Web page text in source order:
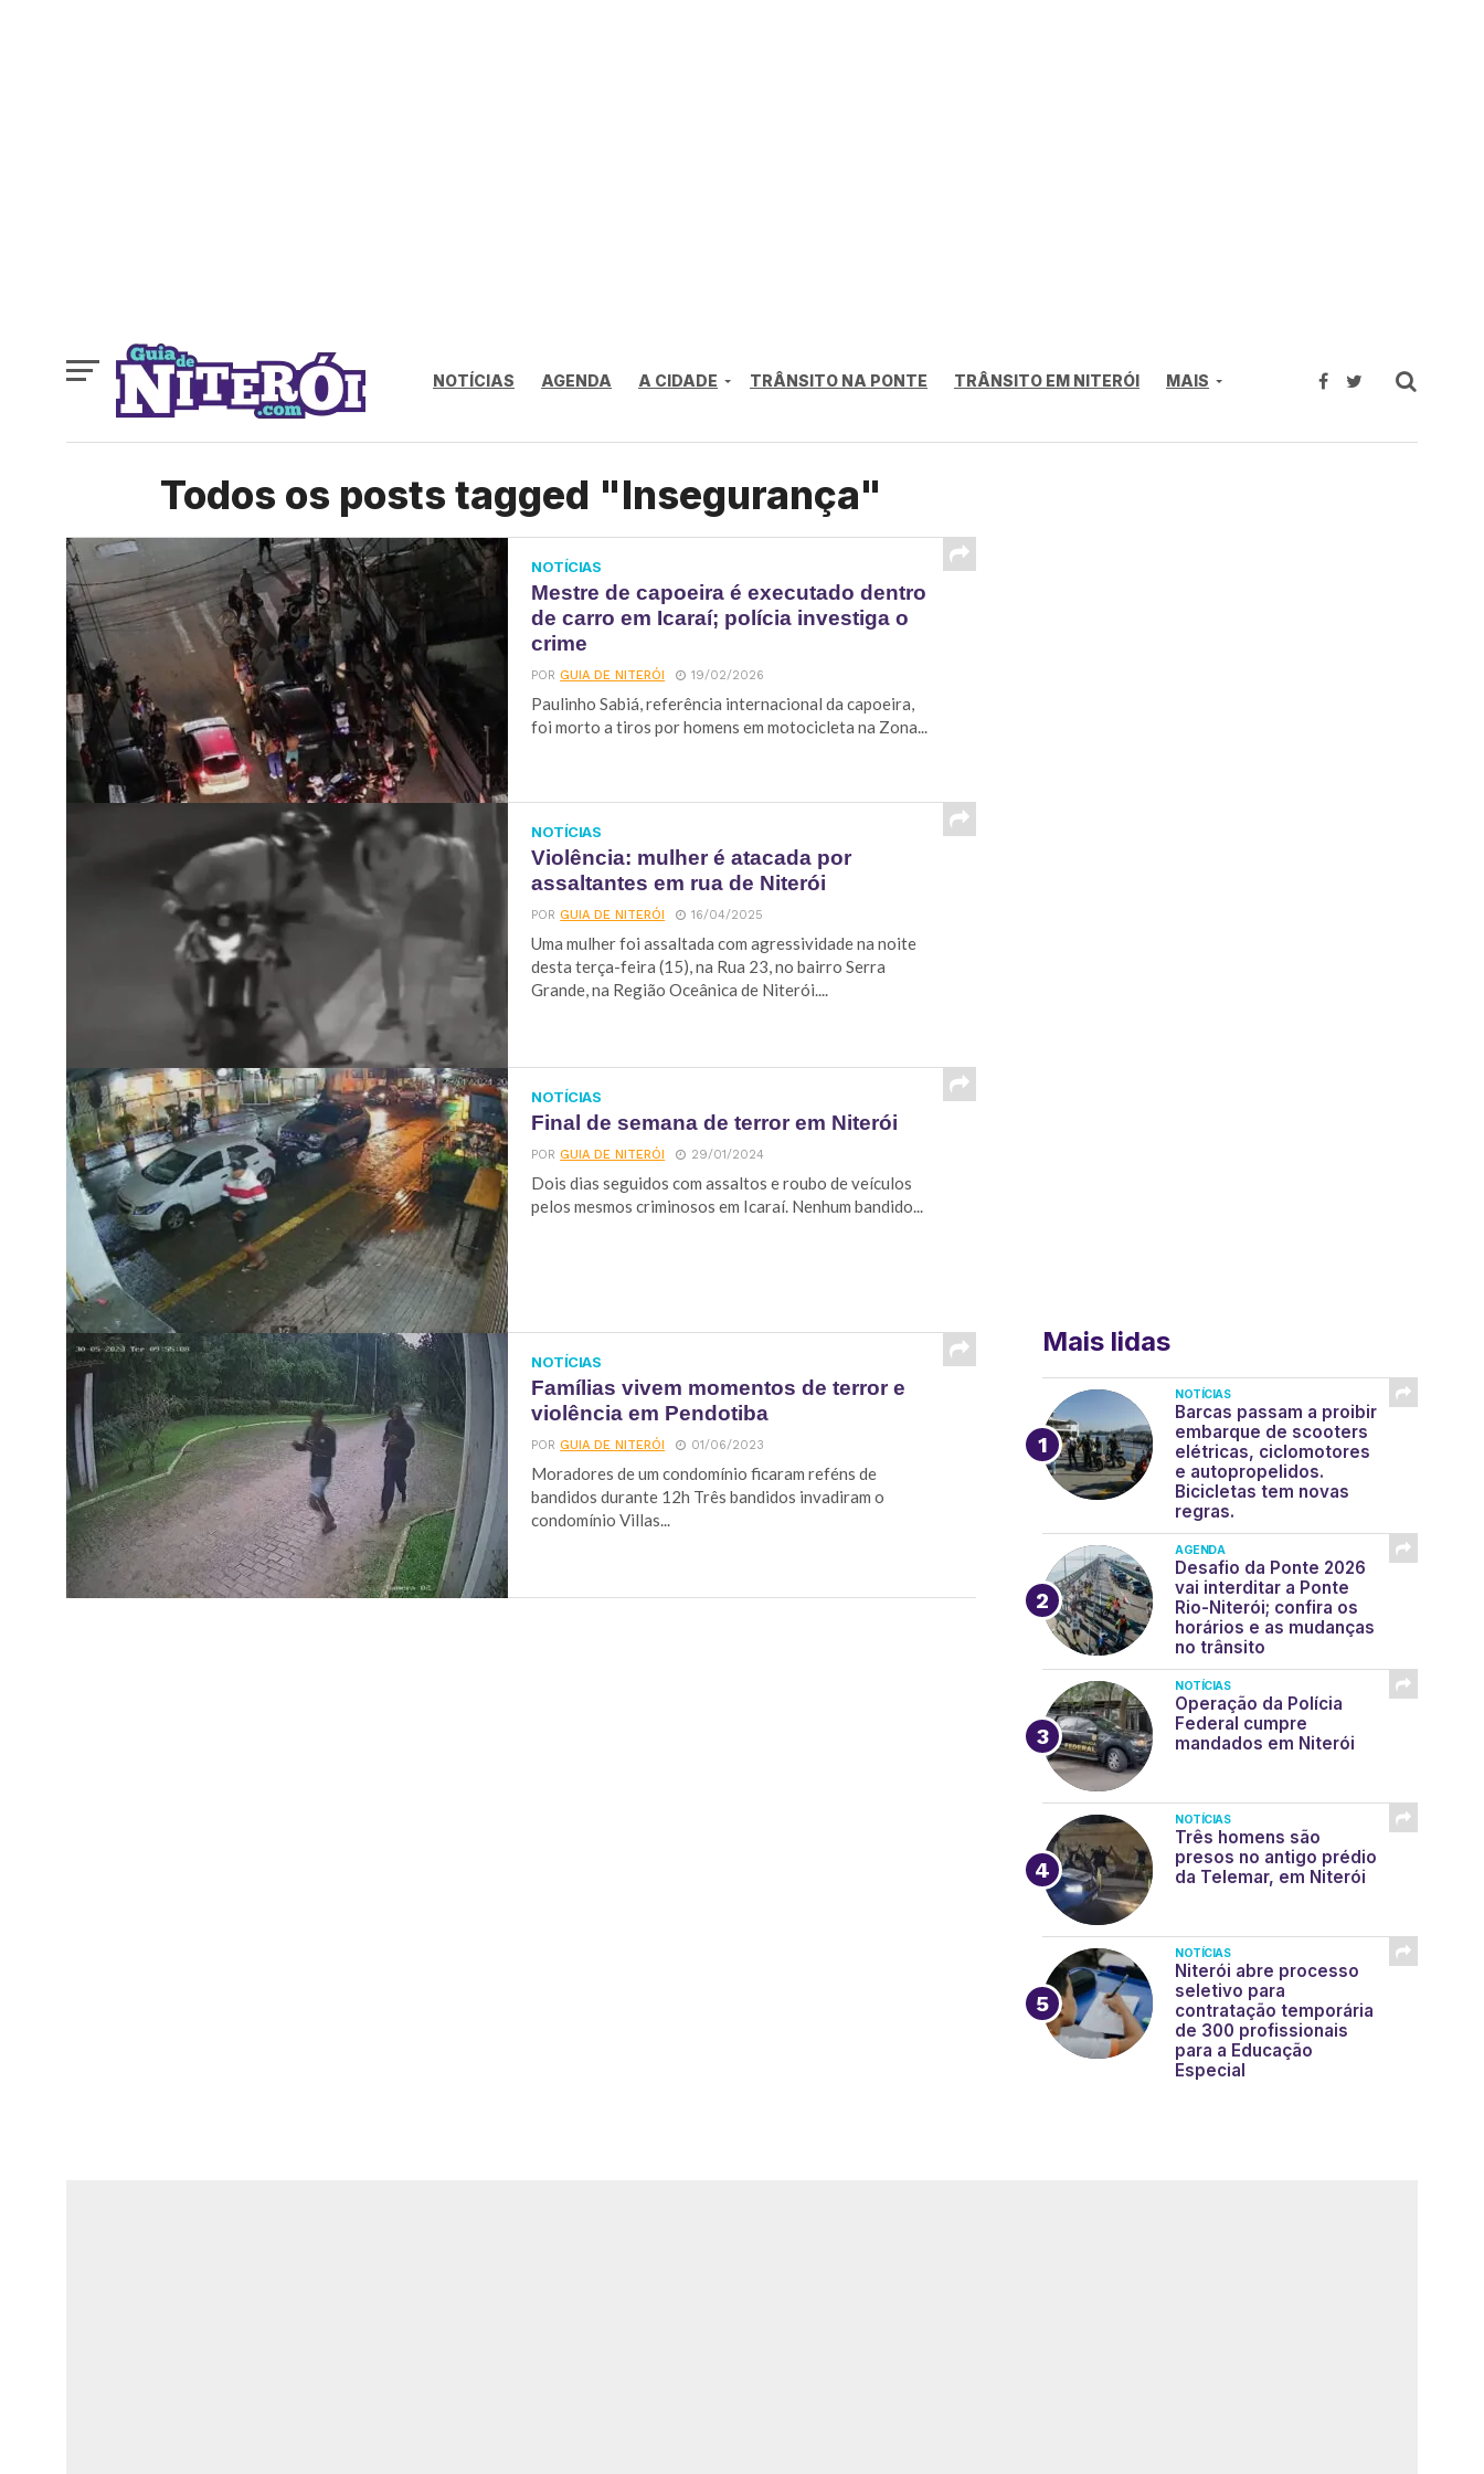
NOTÍCIAS AGENDA A CIDADE TRÂNSITO NA PONTE TRÂNSITO EM NITERÓI MAIS
Todos os posts tagged "Insegurança"
NOTÍCIAS
Mestre de capoeira é executado dentro
de carro em Icaraí; polícia investiga o
crime
PORGUIA DE NITERÓI 19/02/2026
Paulinho Sabiá, referência internacional da capoeira,
foi morto a tiros por homens em motocicleta na Zona...
NOTÍCIAS
Violência: mulher é atacada por
assaltantes em rua de Niterói
PORGUIA DE NITERÓI 16/04/2025
Uma mulher foi assaltada com agressividade na noite
desta terça-feira (15), na Rua 23, no bairro Serra
Grande, na Região Oceânica de Niterói....
NOTÍCIAS
Final de semana de terror em Niterói
PORGUIA DE NITERÓI 29/01/2024
Dois dias seguidos com assaltos e roubo de veículos
pelos mesmos criminosos em Icaraí. Nenhum bandido...
NOTÍCIAS
Famílias vivem momentos de terror e
violência em Pendotiba
PORGUIA DE NITERÓI 01/06/2023
Moradores de um condomínio ficaram reféns de
bandidos durante 12h Três bandidos invadiram o
condomínio Villas...
Mais lidas
NOTÍCIAS
Barcas passam a proibir
embarque de scooters
elétricas, ciclomotores
e autopropelidos.
Bicicletas tem novas
regras.
AGENDA
Desafio da Ponte 2026
vai interditar a Ponte
Rio-Niterói; confira os
horários e as mudanças
no trânsito
NOTÍCIAS
Operação da Polícia
Federal cumpre
mandados em Niterói
NOTÍCIAS
Três homens são
presos no antigo prédio
da Telemar, em Niterói
NOTÍCIAS
Niterói abre processo
seletivo para
contratação temporária
de 300 profissionais
para a Educação
Especial